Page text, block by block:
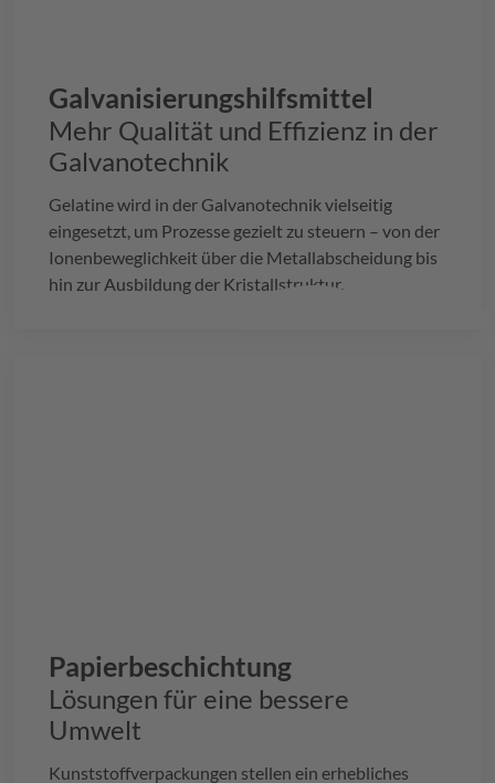
Galvanisierungshilfsmittel
Mehr Qualität und Effizienz in der
Galvanotechnik
Gelatine wird in der Galvanotechnik vielseitig
eingesetzt, um Prozesse gezielt zu steuern – von der
Ionenbeweglichkeit über die Metallabscheidung bis
hin zur Ausbildung der Kristallstruktur.
Papierbeschichtung
Lösungen für eine bessere
Umwelt
Kunststoffverpackungen stellen ein erhebliches